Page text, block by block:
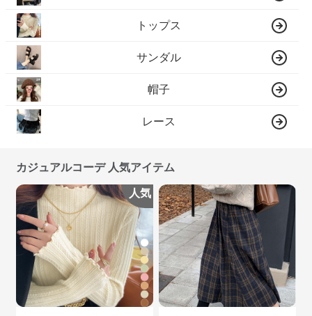
トップス
サンダル
帽子
レース
カジュアルコーデ 人気アイテム
人気